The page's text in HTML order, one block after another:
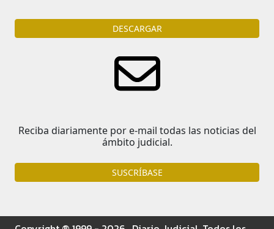
DESCARGAR
Reciba diariamente por e-mail todas las noticias del
ámbito judicial.
SUSCRÍBASE